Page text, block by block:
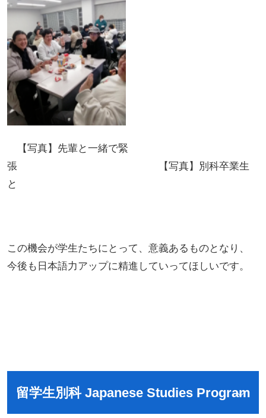
【写真】先輩と一緒で緊
張 【写真】別科卒業生
と
この機会が学生たちにとって、意義あるものとなり、
今後も日本語力アップに精進していってほしいです。
留学生別科 Japanese Studies Program